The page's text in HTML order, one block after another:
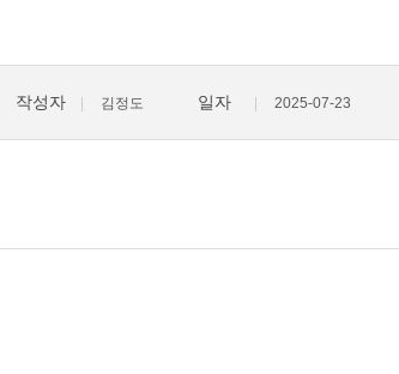
작성자 김정도 일자 2025-07-23